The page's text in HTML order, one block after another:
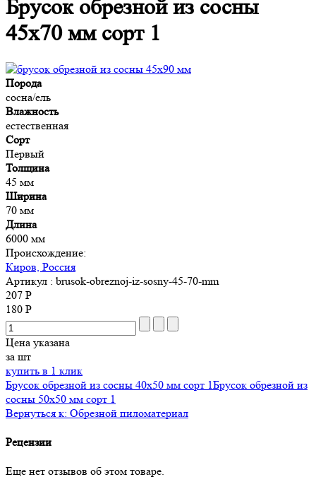
Брусок обрезной из сосны
45x70 мм сорт 1
Порода
сосна/ель
Влажность
естественная
Сорт
Первый
Толщина
45 мм
Ширина
70 мм
Длина
6000 мм
Происхождение:
Киров, Россия
Артикул : brusok-obreznoj-iz-sosny-45-70-mm
207 Р
180 Р
Цена указана
за шт
купить в 1 клик
Брусок обрезной из сосны 40x50 мм сорт 1Брусок обрезной из
сосны 50x50 мм сорт 1
Вернуться к: Обрезной пиломатериал
Рецензии
Еще нет отзывов об этом товаре.